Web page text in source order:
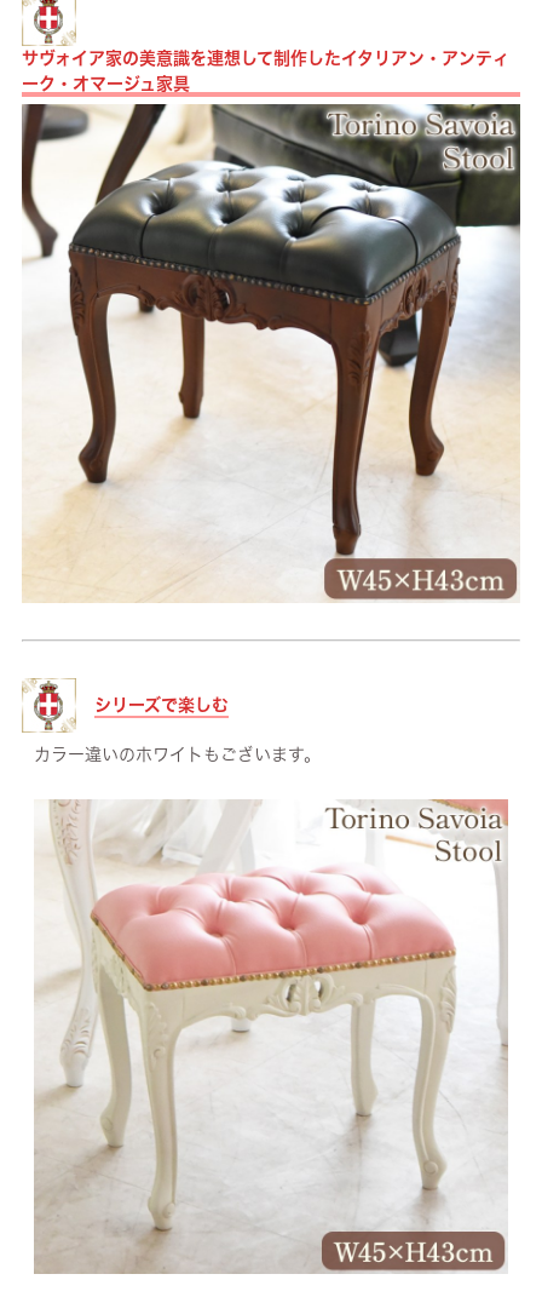
サヴォイア家の美意識を連想して制作したイタリアン・アンティ
ーク・オマージュ家具
シリーズで楽しむ
カラー違いのホワイトもございます。